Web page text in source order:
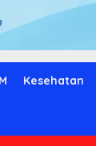
Kesehatan